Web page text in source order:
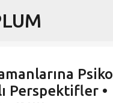
Perspektifler •